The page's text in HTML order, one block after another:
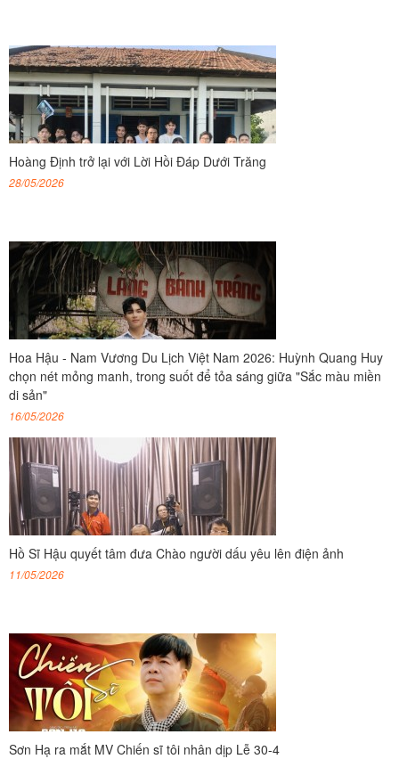
Hoàng Định trở lại với Lời Hồi Đáp Dưới Trăng
28/05/2026
Hoa Hậu - Nam Vương Du Lịch Việt Nam 2026: Huỳnh Quang Huy
chọn nét mỏng manh, trong suốt để tỏa sáng giữa "Sắc màu miền
di sản"
16/05/2026
Hồ Sĩ Hậu quyết tâm đưa Chào người dấu yêu lên điện ảnh
11/05/2026
Sơn Hạ ra mắt MV Chiến sĩ tôi nhân dịp Lễ 30-4